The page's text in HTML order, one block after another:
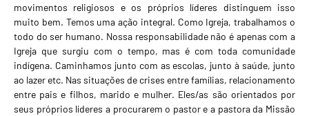
movimentos religiosos e os próprios líderes distinguem isso
muito bem. Temos uma ação integral. Como Igreja, trabalhamos o
todo do ser humano. Nossa responsabilidade não é apenas com a
Igreja que surgiu com o tempo, mas é com toda comunidade
indígena. Caminhamos junto com as escolas, junto à saúde, junto
ao lazer etc. Nas situações de crises entre famílias, relacionamento
entre pais e filhos, marido e mulher. Eles/as são orientados por
seus próprios líderes a procurarem o pastor e a pastora da Missão